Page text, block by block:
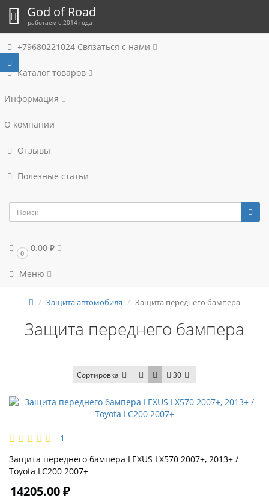
God of Road
работаем с 2014 года
+79680221024 Связаться с нами
Каталог товаров
Информация
О компании
Отзывы
Полезные статьи
0 0.00 ₽
Меню
Защита автомобиля Защита переднего бампера
Защита переднего бампера
Сортировка 30
1
Защита переднего бампера LEXUS LX570 2007+, 2013+ /
Toyota LC200 2007+
14205.00 ₽